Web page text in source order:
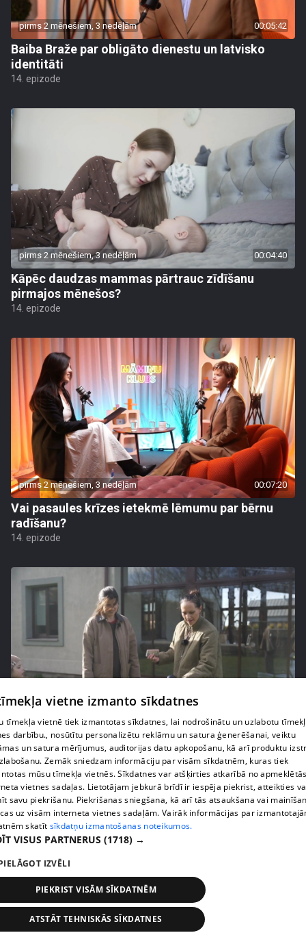
pirms 2 mēnešiem, 3 nedēļām 00:05:42
Baiba Braže par obligāto dienestu un latvisko
identitāti
14. epizode
pirms 2 mēnešiem, 3 nedēļām 00:04:40
Kāpēc daudzas mammas pārtrauc zīdīšanu
pirmajos mēnešos?
14. epizode
pirms 2 mēnešiem, 3 nedēļām 00:07:20
Vai pasaules krīzes ietekmē lēmumu par bērnu
radīšanu?
14. epizode
Grila sezonā lieliski iespējams ievērot veselīga
uztura principus
13. epizode
vietne izmanto sīkdatnes
tīmekļa vietnē tiek izmantotas sīkdatnes, lai nodrošinātu un uzlabotu
darbību., nosūtītu personalizētu reklāmu un satura ģenerēšanai, veiktu
un satura mērījumus, auditorijas datu apkopošanu, kā arī produktu
Zemāk sniedzam informāciju par visām sīkdatnēm, kuras tiek
mūsu tīmekļa vietnēs. Sīkdatnes var atšķirties atkarībā no
vietnes sadaļas. Lietotājam jebkurā brīdī ir iespēja piekrist, atteikties
savu piekrišanu. Piekrišanas sniegšana, kā arī tās atsaukšana vai
uz visām interneta vietnes sadaļām. Vairāk informācijas par
skatīt sīkdatņu izmantošanas noteikumos.
VISUS PARTNERUS (1718) →
IZVĒLI
PIEKRIST VISĀM SĪKDATNĒM
ATSTĀT TEHNISKĀS SĪKDATNES